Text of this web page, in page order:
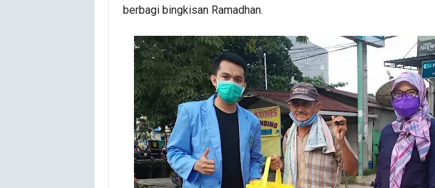
berbagi bingkisan Ramadhan.